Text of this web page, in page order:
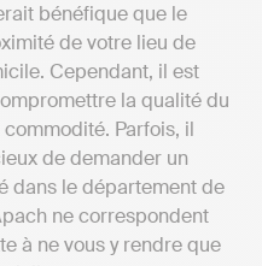
bénéfique que le
de votre lieu de
Cependant, il est
la qualité du
Parfois, il
de demander un
dans le département de
ne correspondent
à ne vous y rendre que